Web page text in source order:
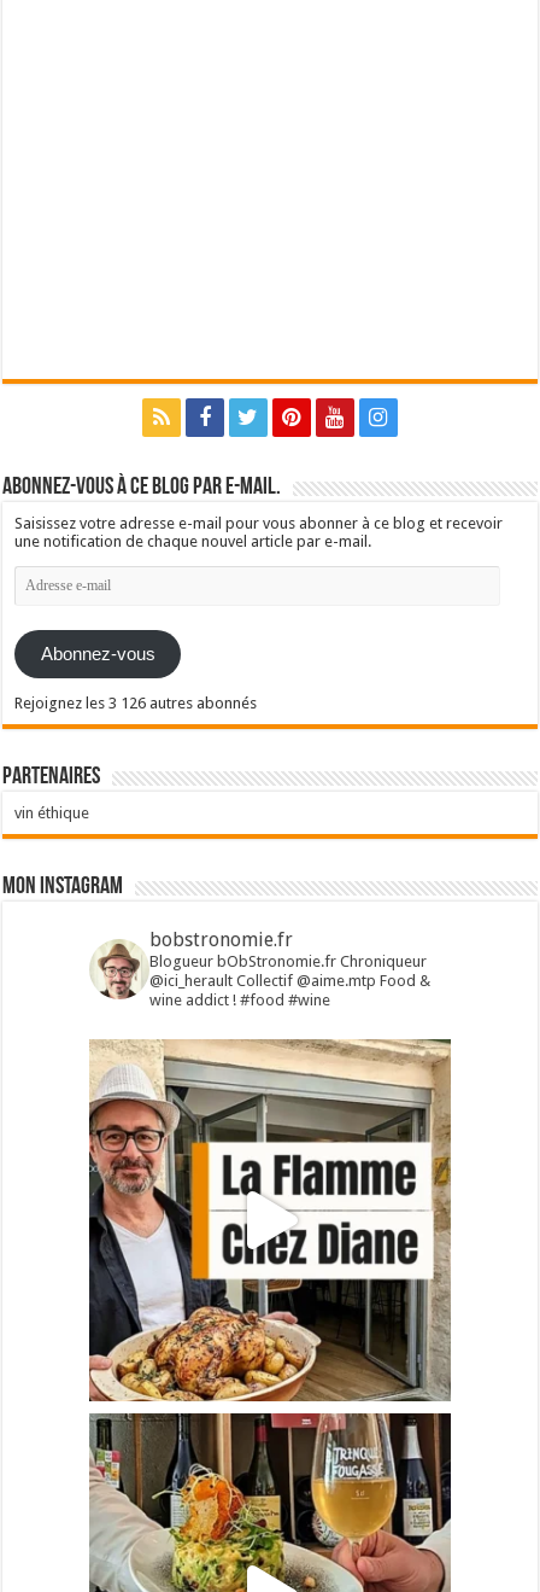
Abonnez-vous à ce blog par e-mail.
Saisissez votre adresse e-mail pour vous abonner à ce blog et recevoir
une notification de chaque nouvel article par e-mail.
Adresse
e-
Abonnez-vous
Rejoignez les 3 126 autres abonnés
Partenaires
vin éthique
Mon Instagram
bobstronomie.fr
Blogueur bObStronomie.fr Chroniqueur
@ici_heraultCollectif @aime.mtp Food &
wine addict !#food #wine